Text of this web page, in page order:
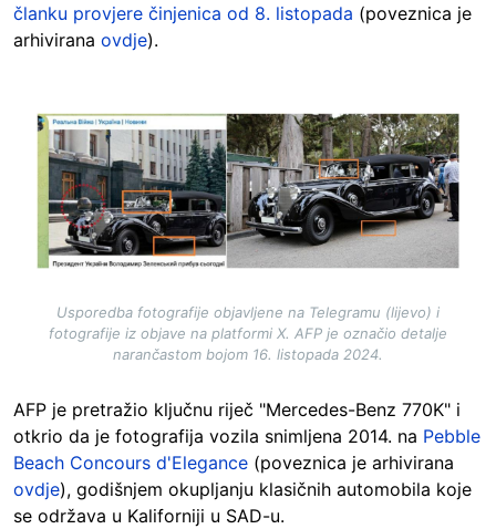
članku provjere činjenica od 8. listopada (poveznica je
arhivirana ovdje).
Image
Usporedba fotografije objavljene na Telegramu (lijevo) i
fotografije iz objave na platformi X. AFP je označio detalje
narančastom bojom 16. listopada 2024.
AFP je pretražio ključnu riječ "Mercedes-Benz 770K" i
otkrio da je fotografija vozila snimljena 2014. na Pebble
Beach Concours d'Elegance (poveznica je arhivirana
ovdje), godišnjem okupljanju klasičnih automobila koje
se održava u Kaliforniji u SAD-u.